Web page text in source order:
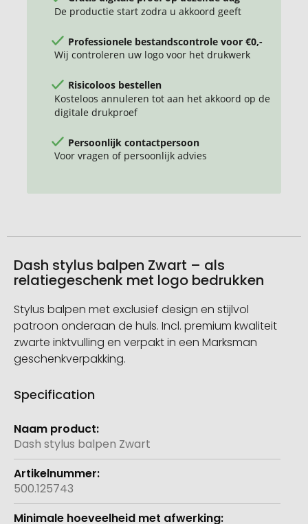
De productie start zodra u akkoord geeft
Professionele bestandscontrole voor €0,-
Wij controleren uw logo voor het drukwerk
Risicoloos bestellen
Kosteloos annuleren tot aan het akkoord op de
digitale drukproef
Persoonlijk contactpersoon
Voor vragen of persoonlijk advies
Dash stylus balpen Zwart – als
relatiegeschenk met logo bedrukken
Stylus balpen met exclusief design en stijlvol
patroon onderaan de huls. Incl. premium kwaliteit
zwarte inktvulling en verpakt in een Marksman
geschenkverpakking.
Specification
Meer
informatie
Dash stylus balpen Zwart
500.125743